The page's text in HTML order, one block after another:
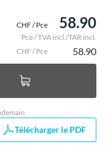
CHF / Pce 58.90
Pce / TVA incl./TAR incl.
CHF / Pce 58.90
Télécharger le PDF